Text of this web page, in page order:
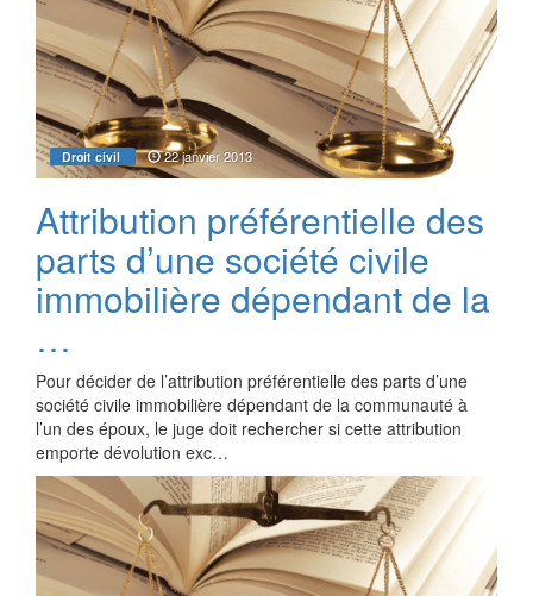
Droit civil 22 janvier 2013
Attribution préférentielle des
parts d’une société civile
immobilière dépendant de la
…
Pour décider de l’attribution préférentielle des parts d’une
société civile immobilière dépendant de la communauté à
l’un des époux, le juge doit rechercher si cette attribution
emporte dévolution exc…